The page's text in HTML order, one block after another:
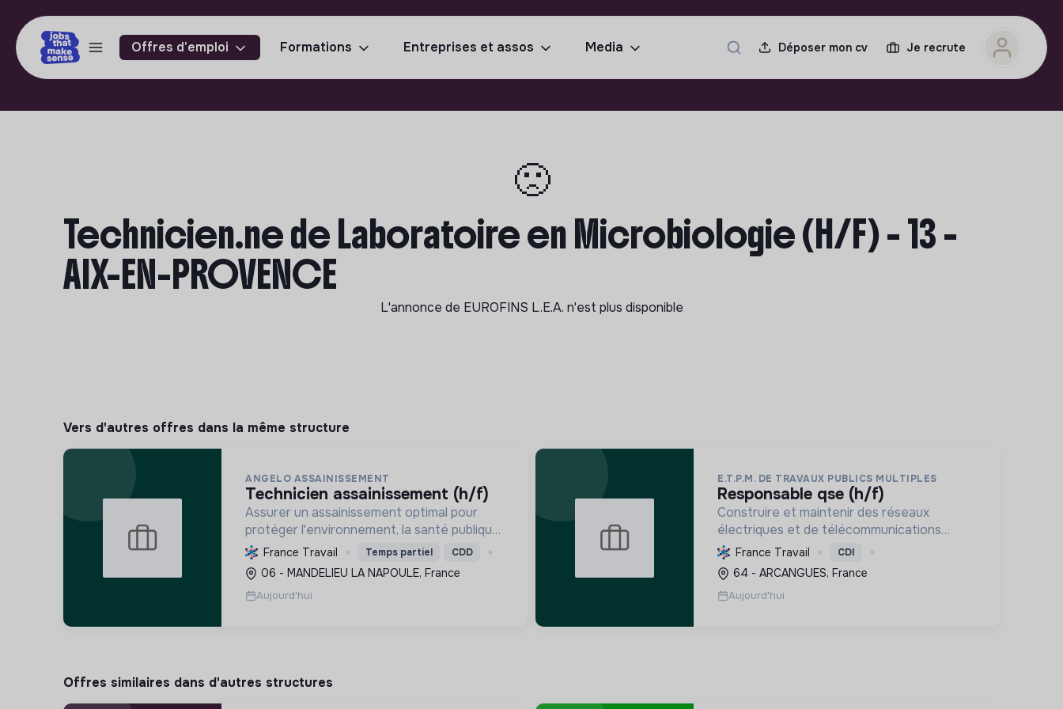
Offres d'emploi Formations Entreprises et assos Media Déposer mon cv Je recrute
🙁
Technicien.ne de Laboratoire en Microbiologie (H/F) - 13 -
AIX-EN-PROVENCE
L'annonce de EUROFINS L.E.A. n'est plus disponible
Vers d'autres offres dans la même structure
ANGELO ASSAINISSEMENT
technicien assainissement (h/f)
Assurer un assainissement optimal pour
protéger l'environnement, la santé publique
et la pérennité des infrastructures, tout en
prévenant les nuisances et en garantissant
la conformité réglementaire.
France Travail Temps partiel CDD
06 - MANDELIEU LA NAPOULE, France
Aujourd'hui
E.T.P.M. DE TRAVAUX PUBLICS MULTIPLES
responsable qse (h/f)
Construire et maintenir des réseaux
électriques et de télécommunications
durables, minimisant l'impact
environnemental, tout en développant les
compétences de ses équipes.
France Travail CDI
64 - ARCANGUES, France
Aujourd'hui
Offres similaires dans d'autres structures